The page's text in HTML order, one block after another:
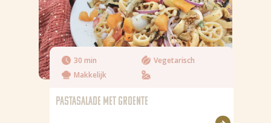
30 min
Vegetarisch
Makkelijk
PASTASALADE MET GROENTE